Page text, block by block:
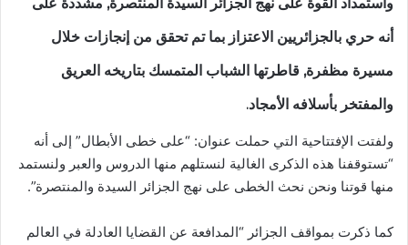
أنه حري بالجزائريين الاعتزاز بما تم تحقق من إنجازات خلال
مسيرة مظفرة, قاطرتها الشباب المتمسك بتاريخه العريق
والمفتخر بأسلافه الأمجاد.
ولفتت الإفتتاحية التي حملت عنوان: “على خطى الأبطال” إلى أنه
“تستوقفنا هذه الذكرى الغالية لنستلهم منها الدروس والعبر ولنستمد
منها قوتنا ونحن نحث الخطى على نهج الجزائر السيدة والمنتصرة”.
كما ذكرت بمواقف الجزائر “المدافعة عن القضايا العادلة في العالم